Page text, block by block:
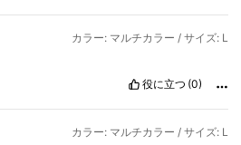
カラー: マルチカラー / サイズ: L
役に立つ (0)
カラー: マルチカラー / サイズ: L